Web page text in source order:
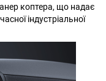
коптера, що надає
індустріальної